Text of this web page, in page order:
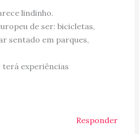
lindinho.
de ser: bicicletas,
sentado em parques,
terá experiências
Responder